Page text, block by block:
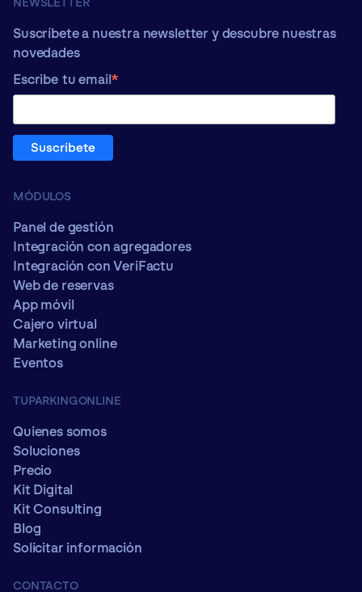
NEWSLETTER
Suscríbete a nuestra newsletter y descubre nuestras
novedades
Escribe tu email*
MÓDULOS
Panel de gestión
Integración con agregadores
Integración con VeriFactu
Web de reservas
App móvil
Cajero virtual
Marketing online
Eventos
TUPARKINGONLINE
Quienes somos
Soluciones
Precio
Kit Digital
Kit Consulting
Blog
Solicitar información
CONTACTO